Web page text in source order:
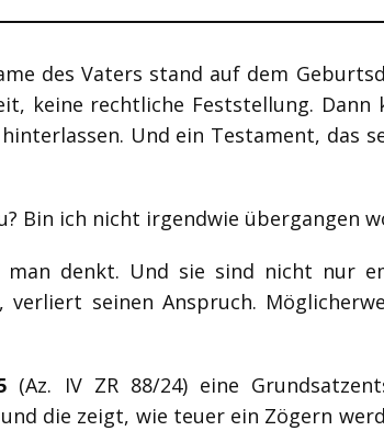
des Vaters stand auf dem
keine rechtliche Feststellung.
Und ein Testament, das
Bin ich nicht irgendwie übergangen
man denkt. Und sie sind nicht nur
seinen Anspruch.
(Az. IV ZR 88/24) eine
die zeigt, wie teuer ein Zögern